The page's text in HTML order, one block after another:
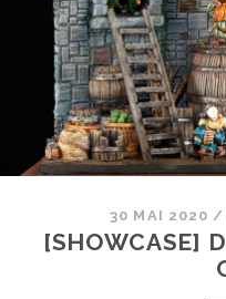
30 MAI 2020 /
[SHOWCASE]